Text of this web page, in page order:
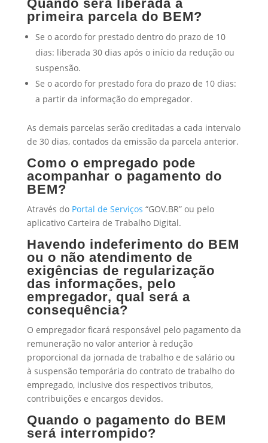
Quando será liberada a
primeira parcela do BEM?
Se o acordo for prestado dentro do prazo de 10
dias: liberada 30 dias após o início da redução ou
suspensão.
Se o acordo for prestado fora do prazo de 10 dias:
a partir da informação do empregador.
As demais parcelas serão creditadas a cada intervalo
de 30 dias, contados da emissão da parcela anterior.
Como o empregado pode
acompanhar o pagamento do
BEM?
Através do Portal de Serviços “GOV.BR” ou pelo
aplicativo Carteira de Trabalho Digital.
Havendo indeferimento do BEM
ou o não atendimento de
exigências de regularização
das informações, pelo
empregador, qual será a
consequência?
O empregador ficará responsável pelo pagamento da
remuneração no valor anterior à redução
proporcional da jornada de trabalho e de salário ou
à suspensão temporária do contrato de trabalho do
empregado, inclusive dos respectivos tributos,
contribuições e encargos devidos.
Quando o pagamento do BEM
será interrompido?